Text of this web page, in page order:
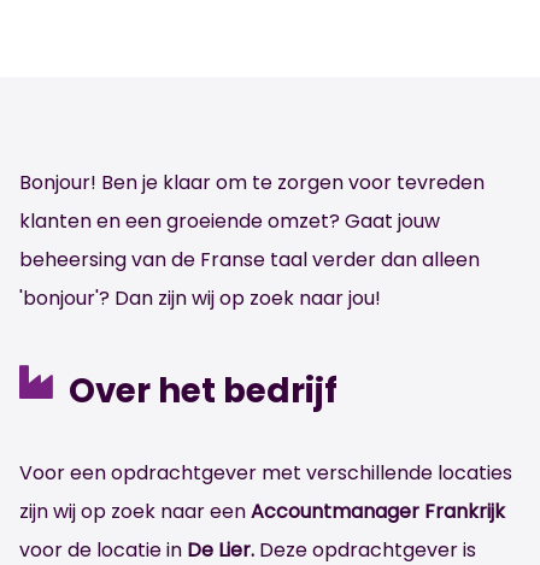
Bonjour! Ben je klaar om te zorgen voor tevreden
klanten en een groeiende omzet? Gaat jouw
beheersing van de Franse taal verder dan alleen
'bonjour'? Dan zijn wij op zoek naar jou!
Over het bedrijf
Voor een opdrachtgever met verschillende locaties
zijn wij op zoek naar eenAccountmanager Frankrijk
voor de locatie in De Lier. Deze opdrachtgever is